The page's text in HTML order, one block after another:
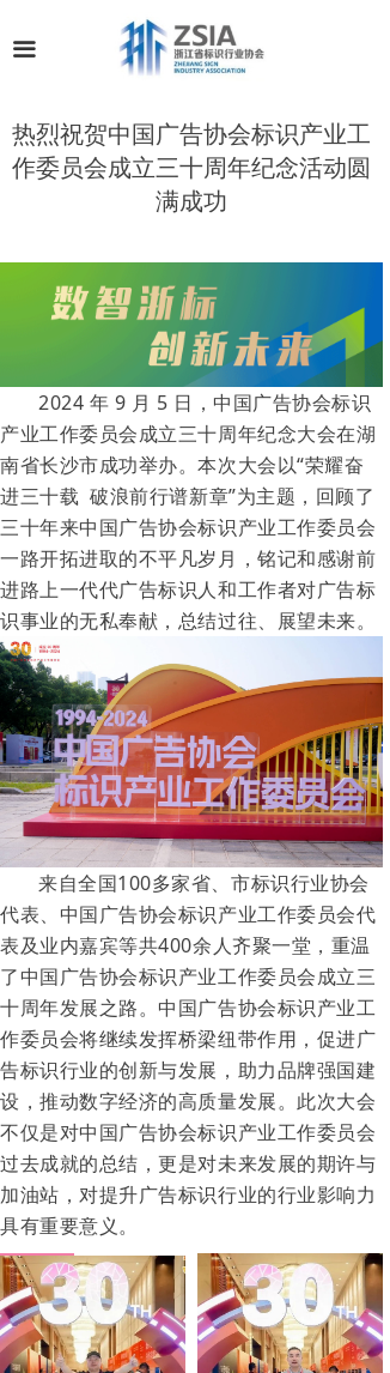
끀
热烈祝贺中国广告协会标识产业工
作委员会成立三十周年纪念活动圆
满成功
2024 年 9 月 5 日，中国广告协会标识
产业工作委员会成立三十周年纪念大会在湖
南省长沙市成功举办。本次大会以“荣耀奋
进三十载 破浪前行谱新章”为主题，回顾了
三十年来中国广告协会标识产业工作委员会
一路开拓进取的不平凡岁月，铭记和感谢前
进路上一代代广告标识人和工作者对广告标
识事业的无私奉献，总结过往、展望未来。
来自全国100多家省、市标识行业协会
代表、中国广告协会标识产业工作委员会代
表及业内嘉宾等共400余人齐聚一堂，重温
了中国广告协会标识产业工作委员会成立三
十周年发展之路。 中国广告协会标识产业工
作委员会将继续发挥桥梁纽带作用，促进广
告标识行业的创新与发展，助力品牌强国建
设，推动数字经济的高质量发展。 此次大会
不仅是对中国广告协会标识产业工作委员会
过去成就的总结，更是对未来发展的期许与
加油站，对提升广告标识行业的行业影响力
具有重要意义。